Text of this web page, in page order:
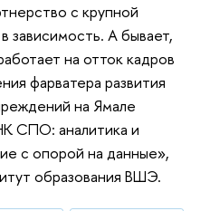
с крупной
зависимость. А бывает,
на отток кадров
фарватера развития
на Ямале
СПО: аналитика и
с опорой на данные»,
образования ВШЭ.